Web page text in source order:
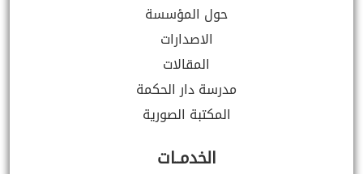
حول المؤسسة
الاصدارات
المقالات
مدرسة دار الحكمة
المكتبة الصورية
الخدمــات